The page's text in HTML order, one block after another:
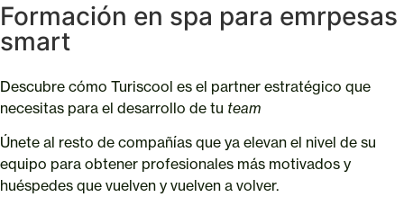
Formación en spa para emrpesas
smart
Descubre cómo Turiscool es el partner estratégico que
necesitas para el desarrollo de tu team
Únete al resto de compañías que ya elevan el nivel de su
equipo para obtener profesionales más motivados y
huéspedes que vuelven y vuelven a volver.